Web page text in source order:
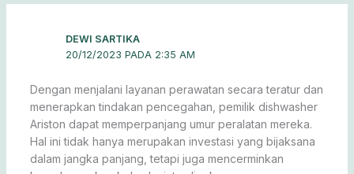
DEWI SARTIKA
20/12/2023 PADA 2:35 AM
Dengan menjalani layanan perawatan secara teratur dan
menerapkan tindakan pencegahan, pemilik dishwasher
Ariston dapat memperpanjang umur peralatan mereka.
Hal ini tidak hanya merupakan investasi yang bijaksana
dalam jangka panjang, tetapi juga mencerminkan